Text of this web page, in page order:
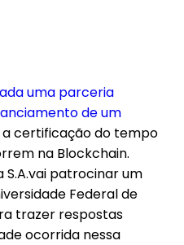
uma parceria
de um
certificação do tempo
na Blockchain.
S.A.vai patrocinar um
Federal de
trazer respostas
ocorrida nessa